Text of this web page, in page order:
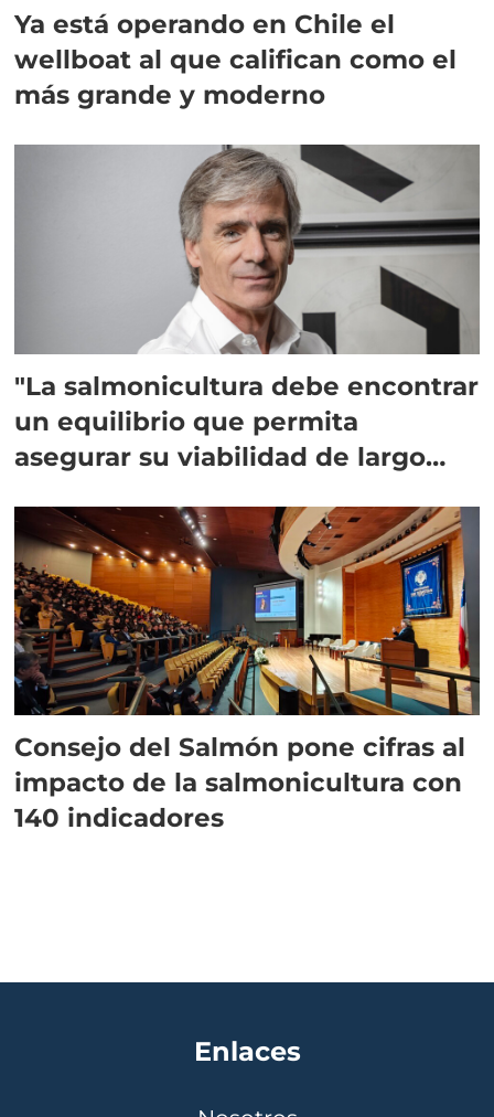
Ya está operando en Chile el
wellboat al que califican como el
más grande y moderno
"La salmonicultura debe encontrar
un equilibrio que permita
asegurar su viabilidad de largo
Consejo del Salmón pone cifras al
impacto de la salmonicultura con
140 indicadores
Enlaces